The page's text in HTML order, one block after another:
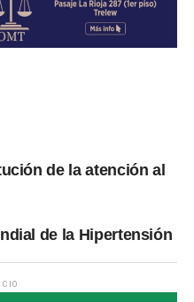
de la atención al
de la Hipertensión